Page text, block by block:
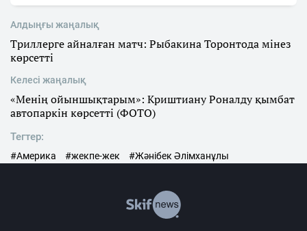
Алдыңғы жаңалық
Триллерге айналған матч: Рыбакина Торонтода мінез
көрсетті
Келесі жаңалық
«Менің ойыншықтарым»: Криштиану Роналду қымбат
автопаркін көрсетті (ФОТО)
Тегтер:
#Америка #жекпе-жек #Жәнібек Әлімханұлы